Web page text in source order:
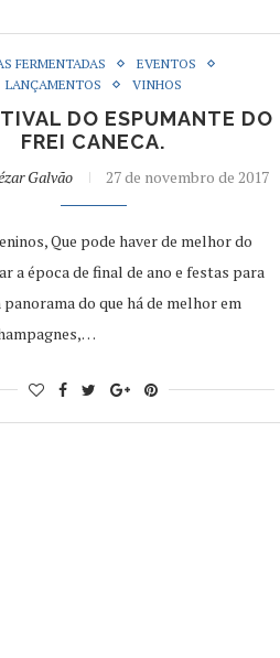
FERMENTADAS
EVENTOS
LANÇAMENTOS
VINHOS
DO ESPUMANTE DO
FREI CANECA.
Galvão 27 de novembro de 2017
Que pode haver de melhor do
a época de final de ano e festas para
do que há de melhor em